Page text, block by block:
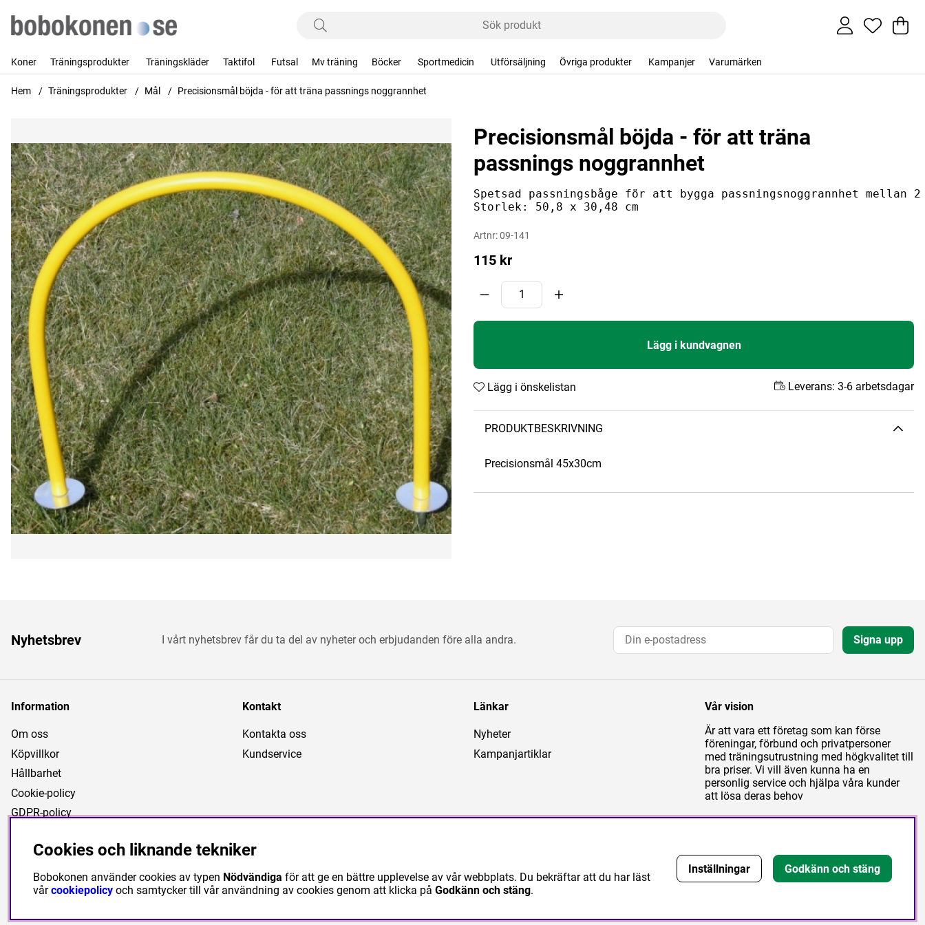
.
Koner Träningsprodukter Träningskläder Taktifol Futsal Mv träning Böcker Sportmedicin Utförsäljning Övriga produkter Kampanjer Varumärken
Hem Träningsprodukter Mål Precisionsmål böjda - för att träna passnings noggrannhet
Precisionsmål böjda - för att träna
passnings noggrannhet
Spetsad passningsbåge för att bygga passningsnoggrannhet
Storlek: 50,8 x 30,48 cm
Artnr:09-141
115 kr
Lägg i kundvagnen
Lägg i önskelistan Leverans: 3-6 arbetsdagar
PRODUKTBESKRIVNING
Precisionsmål 45x30cm
Nyhetsbrev I vårt nyhetsbrev får du ta del av nyheter och erbjudanden före alla andra. Signa upp
Information
Om oss
Köpvillkor
Hållbarhet
Cookie-policy
GDPR-policy
Kontakt
Kontakta oss
Kundservice
Länkar
Nyheter
Kampanjartiklar
Vår vision
Är att vara ett företag som kan förse
föreningar, förbund och privatpersoner
med träningsutrustning med högkvalitet till
bra priser. Vi vill även kunna ha en
personlig service och hjälpa våra kunder
att lösa deras behov
Cookies och liknande tekniker
Bobokonen använder cookies av typen Nödvändiga för att ge en bättre upplevelse av vår webbplats. Du bekräftar att du har läst
vårcookiepolicy och samtycker till vår användning av cookies genom att klicka på Godkänn och stäng.
Inställningar Godkänn och stäng